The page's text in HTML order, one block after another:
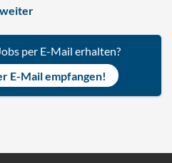
weiter
per E-Mail erhalten?
E-Mail empfangen!